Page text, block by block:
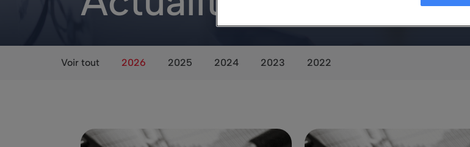
Voir tout 2026 2025 2024 2023 2022